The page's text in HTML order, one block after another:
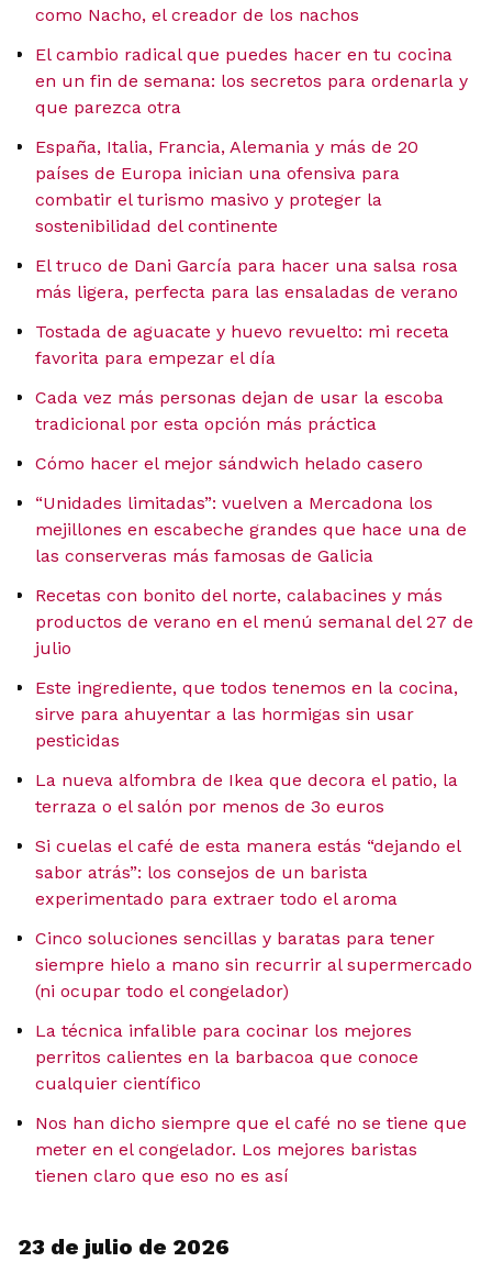
como Nacho, el creador de los nachos
El cambio radical que puedes hacer en tu cocina
en un fin de semana: los secretos para ordenarla y
que parezca otra
España, Italia, Francia, Alemania y más de 20
países de Europa inician una ofensiva para
combatir el turismo masivo y proteger la
sostenibilidad del continente
El truco de Dani García para hacer una salsa rosa
más ligera, perfecta para las ensaladas de verano
Tostada de aguacate y huevo revuelto: mi receta
favorita para empezar el día
Cada vez más personas dejan de usar la escoba
tradicional por esta opción más práctica
Cómo hacer el mejor sándwich helado casero
“Unidades limitadas”: vuelven a Mercadona los
mejillones en escabeche grandes que hace una de
las conserveras más famosas de Galicia
Recetas con bonito del norte, calabacines y más
productos de verano en el menú semanal del 27 de
julio
Este ingrediente, que todos tenemos en la cocina,
sirve para ahuyentar a las hormigas sin usar
pesticidas
La nueva alfombra de Ikea que decora el patio, la
terraza o el salón por menos de 3o euros
Si cuelas el café de esta manera estás “dejando el
sabor atrás”: los consejos de un barista
experimentado para extraer todo el aroma
Cinco soluciones sencillas y baratas para tener
siempre hielo a mano sin recurrir al supermercado
(ni ocupar todo el congelador)
La técnica infalible para cocinar los mejores
perritos calientes en la barbacoa que conoce
cualquier científico
Nos han dicho siempre que el café no se tiene que
meter en el congelador. Los mejores baristas
tienen claro que eso no es así
23 de julio de 2026